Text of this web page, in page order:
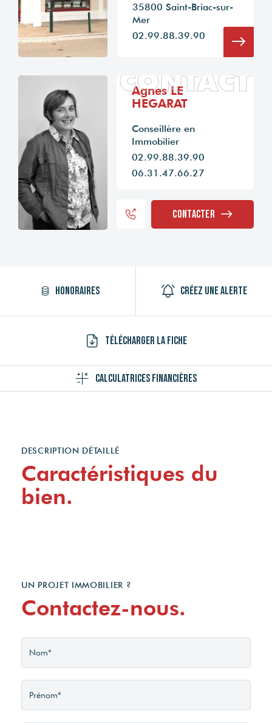
35800 Saint-Briac-sur-
Mer
02.99.88.39.90
CONTACT
Agnes LE
HEGARAT
Conseillère en
Immobilier
02.99.88.39.90
06.31.47.66.27
Contacter
Honoraires Créez une alerte
Télécharger la fiche
Calculatrices financières
DESCRIPTION DÉTAILLÉ
Caractéristiques du
bien.
UN PROJET IMMOBILIER ?
Contactez-nous.